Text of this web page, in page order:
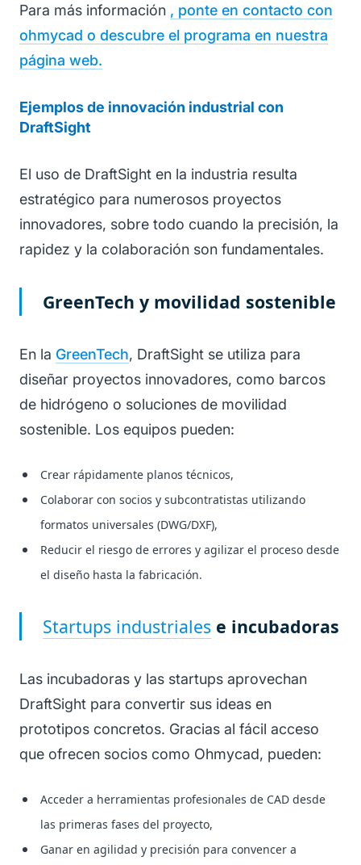
Para más información , ponte en contacto con
ohmycad o descubre el programa en nuestra
página web.
Ejemplos de innovación industrial con
DraftSight
El uso de DraftSight en la industria resulta
estratégico para numerosos proyectos
innovadores, sobre todo cuando la precisión, la
rapidez y la colaboración son fundamentales.
GreenTech y movilidad sostenible
En la GreenTech, DraftSight se utiliza para
diseñar proyectos innovadores, como barcos
de hidrógeno o soluciones de movilidad
sostenible. Los equipos pueden:
Crear rápidamente planos técnicos,
Colaborar con socios y subcontratistas utilizando
formatos universales (DWG/DXF),
Reducir el riesgo de errores y agilizar el proceso desde
el diseño hasta la fabricación.
Startups industriales e incubadoras
Las incubadoras y las startups aprovechan
DraftSight para convertir sus ideas en
prototipos concretos. Gracias al fácil acceso
que ofrecen socios como Ohmycad, pueden:
Acceder a herramientas profesionales de CAD desde
las primeras fases del proyecto,
Ganar en agilidad y precisión para convencer a